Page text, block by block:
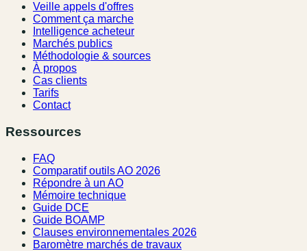
Veille appels d'offres
Comment ça marche
Intelligence acheteur
Marchés publics
Méthodologie & sources
À propos
Cas clients
Tarifs
Contact
Ressources
FAQ
Comparatif outils AO 2026
Répondre à un AO
Mémoire technique
Guide DCE
Guide BOAMP
Clauses environnementales 2026
Baromètre marchés de travaux